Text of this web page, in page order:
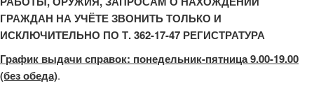
ГРАЖДАН НА УЧЁТЕ ЗВОНИТЬ ТОЛЬКО И
ИСКЛЮЧИТЕЛЬНО ПО Т. 362-17-47 РЕГИСТРАТУРА
График выдачи справок: понедельник-пятница 9.00-19.00
(без обеда).